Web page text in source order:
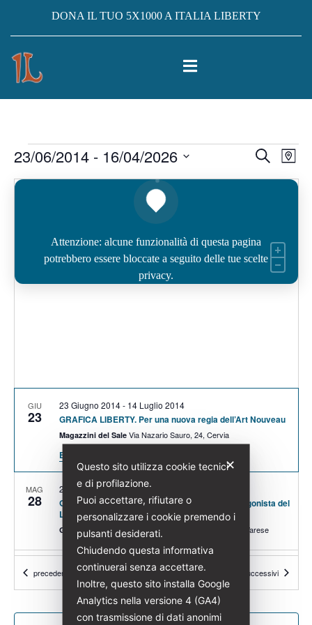
DONA IL TUO 5X1000 A ITALIA LIBERTY
Eventi
Eventi
viste
Cerca
Mappa
23/06/2014 - 16/04/2026
Attenzione: alcune funzionalità di questa pagina
potrebbero essere bloccate a seguito delle tue scelte
privacy.
GIU
23 GRAFICA LIBERTY. Per una nuova regia dell’Art Nouveau
23 Giugno 2014- 14 Luglio 2014
Magazzini del Sale Via Nazario Sauro, 24, Cervia
Event Details
MAG
28
GIUSEPPE SOMMARUGA (1867-1917) Un protagonista del
Liberty
28 Maggio 2017-31 Luglio 2017
Grand Hotel Campo Dei Fiori Via Campo dei Fiori, 7, Varese
MAR
7 Conferenza stampa a Milano
Featured
11:00-13:00
Palazzo Castiglioni Corso Venezia, 47, Milano
Eventi
precedenti Oggi Eventi
successivi
✕
Questo sito utilizza cookie tecnici
e di profilazione.
Puoi accettare, rifiutare o
personalizzare i cookie premendo i
pulsanti desiderati.
Chiudendo questa informativa
continuerai senza accettare.
Inoltre, questo sito installa Google
Analytics nella versione 4 (GA4)
con trasmissione di dati anonimi